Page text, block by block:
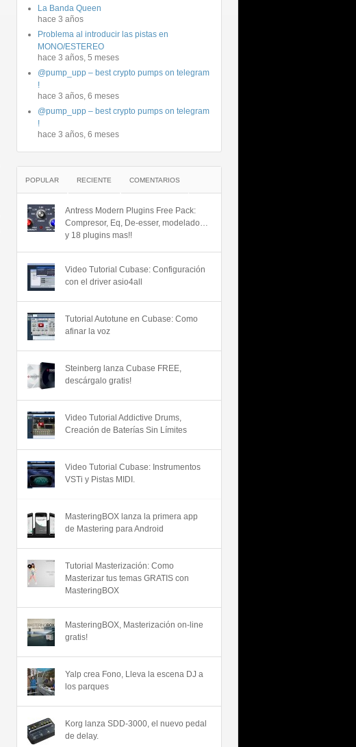
La Banda Queen
hace 3 años
Problema al introducir las pistas en
MONO/ESTEREO
hace 3 años, 5 meses
@pump_upp – best crypto pumps on telegram
!
hace 3 años, 6 meses
@pump_upp – best crypto pumps on telegram
!
hace 3 años, 6 meses
POPULAR RECIENTE COMENTARIOS
Antress Modern Plugins Free Pack:
Compresor, Eq, De-esser, modelado…
y 18 plugins mas!!
Video Tutorial Cubase: Configuración
con el driver asio4all
Tutorial Autotune en Cubase: Como
afinar la voz
Steinberg lanza Cubase FREE,
descárgalo gratis!
Video Tutorial Addictive Drums,
Creación de Baterías Sin Límites
Video Tutorial Cubase: Instrumentos
VSTi y Pistas MIDI.
MasteringBOX lanza la primera app
de Mastering para Android
Tutorial Masterización: Como
Masterizar tus temas GRATIS con
MasteringBOX
MasteringBOX, Masterización on-line
gratis!
Yalp crea Fono, Lleva la escena DJ a
los parques
Korg lanza SDD-3000, el nuevo pedal
de delay.